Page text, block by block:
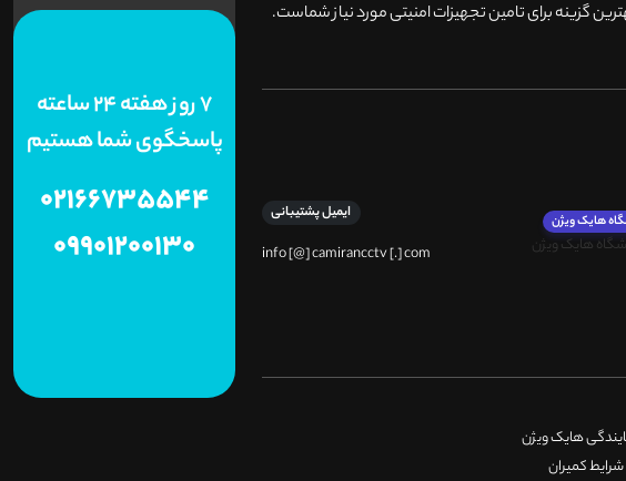
گزینه برای تامین تجهیزات امنیتی مورد نیاز شماست.
هایک ویژن ایمیل پشتیبانی
info [@] camirancctv [.] com
هایک ویژن
کمیران
7 روز هفته 24 ساعته
پاسخگوی شما هستیم
02166735544
09901200130